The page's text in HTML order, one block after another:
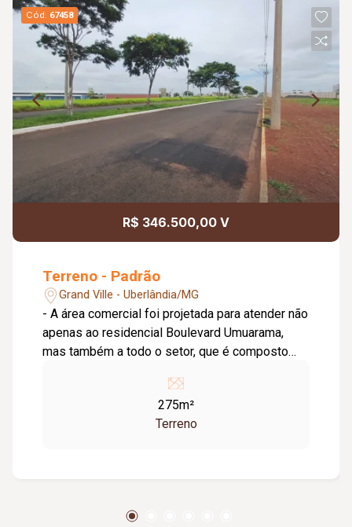
Cód. 67458
R$ 346.500,00 V
Terreno - Padrão
Grand Ville - Uberlândia/MG
- A área comercial foi projetada para atender não
apenas ao residencial Boulevard Umuarama,
mas também a todo o setor, que é composto
275m², - A região carece de determinados tipos
de comércio, especialmente nos segmentos de
conveniência, alimentação, gastronomia e
275m²
Terreno